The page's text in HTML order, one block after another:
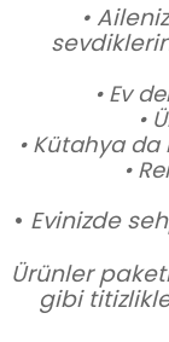
•
• Ev
•
• Kütahya
•
• Evinizde
Ürünler
gibi